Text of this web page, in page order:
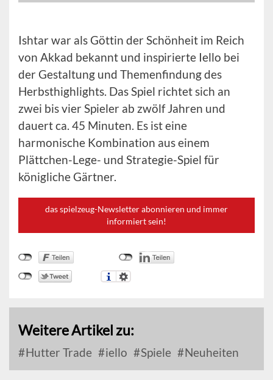
Ishtar war als Göttin der Schönheit im Reich
von Akkad bekannt und inspirierte Iello bei
der Gestaltung und Themenfindung des
Herbsthighlights. Das Spiel richtet sich an
zwei bis vier Spieler ab zwölf Jahren und
dauert ca. 45 Minuten. Es ist eine
harmonische Kombination aus einem
Plättchen-Lege- und Strategie-Spiel für
königliche Gärtner.
das spielzeug-Newsletter abonnieren und immer
informiert sein!
Weitere Artikel zu:
Hutter Trade iello Spiele Neuheiten